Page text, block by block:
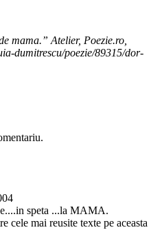
mama.” Atelier, Poezie.ro,
dumitrescu/poezie/89315/dor-
speta ...la MAMA.
cele mai reusite texte pe aceasta